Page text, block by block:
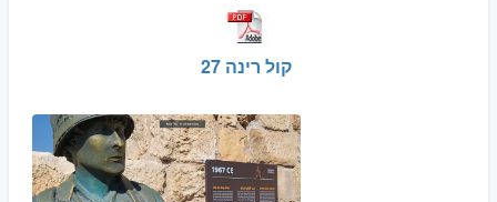
קול רינה 27